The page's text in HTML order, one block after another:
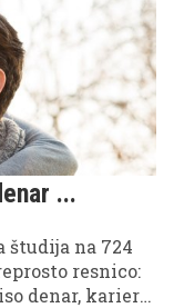
...
študija na 724
resnico:
denar, kariera